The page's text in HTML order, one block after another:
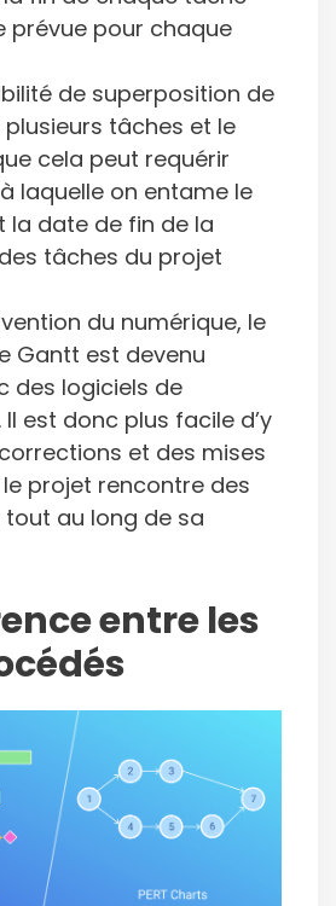
prévue pour chaque
de superposition de
plusieurs tâches et le
cela peut requérir
laquelle on entame le
la date de fin de la
tâches du projet
du numérique, le
Gantt est devenu
des logiciels de
est donc plus facile d’y
et des mises
projet rencontre des
au long de sa
entre les